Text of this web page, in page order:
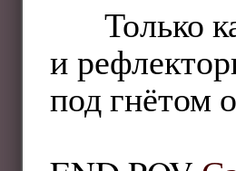
Только
и
под гнётом